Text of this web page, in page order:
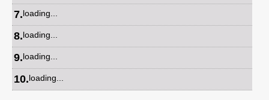
7.loading...
8.loading...
9.loading...
10.loading...